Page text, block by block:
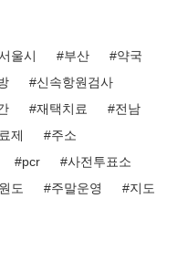
울시 부산
약국
신속항원검사
재택치료
전남
제
주소
pcr
사전투표소
도 주말운영
지도